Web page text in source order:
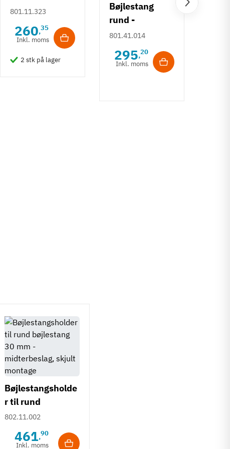
sort
801.11.323
260,35
Inkl. moms
2 stk på lager
Bøjlestang
rund -
diameter 20
mm - rustfrit
stål
801.41.014
295,20
Inkl. moms
Bøjlestangsholde
r til rund
bøjlestang 30 mm
- midterbeslag,
skjult montage
802.11.002
461,90
Inkl. moms